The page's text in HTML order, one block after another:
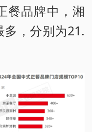
餐品牌中，湘
，分别为21.